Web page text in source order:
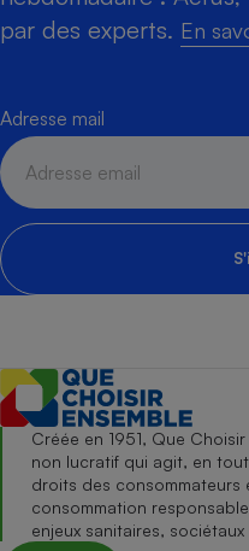
par des experts. En
Adresse mail
Créée en 1951, Que
non lucratif qui agit, en
droits des consommateurs
consommation
enjeux sanitaires,